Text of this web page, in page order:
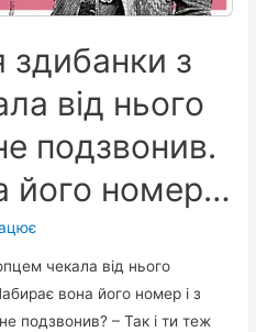
здибанки з
від нього
подзвонив.
його номер…
чекала від нього
вона його номер і з
подзвонив? – Так і ти теж